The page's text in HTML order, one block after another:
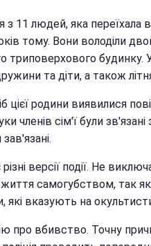
11 людей, яка переїхала
тому. Вони володіли
триповерхового будинку.
та діти, а також
цієї родини виявилися
членів сім'ї були зв'язані
версії події. Не
життя самогубством, так
які вказують на
про вбивство. Точну